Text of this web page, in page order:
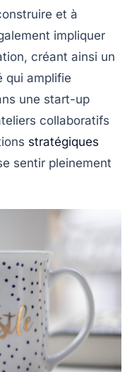
et à
impliquer
créant ainsi un
qui amplifie
une start-up
collaboratifs
stratégiques
sentir pleinement